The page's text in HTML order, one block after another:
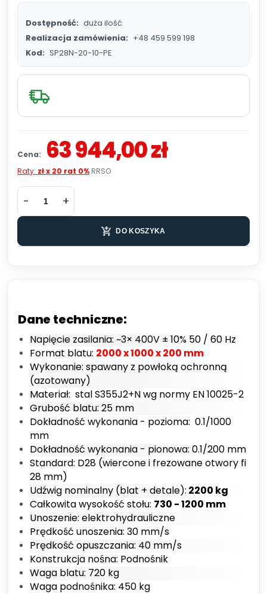
Dostępność: duża ilość
Realizacja zamówienia: +48 459 599 198
Kod: SP28N-20-10-PE
Cena: 63 944,00 zł
Raty: zł x 20 rat 0% RRSO
DO KOSZYKA
Dane techniczne:
Napięcie zasilania: ~3× 400V ± 10% 50 / 60 Hz
Format blatu: 2000 x 1000 x 200 mm
Wykonanie: spawany z powłoką ochronną
(azotowany)
Materiał: stal S355J2+N wg normy EN 10025-2
Grubość blatu: 25 mm
Dokładność wykonania - pozioma: 0.1/1000
mm
Dokładność wykonania - pionowa: 0.1/200 mm
Standard: D28 (wiercone i frezowane otwory fi
28 mm)
Udźwig nominalny (blat + detale): 2200 kg
Całkowita wysokość stołu: 730 - 1200 mm
Unoszenie: elektrohydrauliczne
Prędkość unoszenia: 30 mm/s
Prędkość opuszczania: 40 mm/s
Konstrukcja nośna: Podnośnik
Waga blatu: 720 kg
Waga podnośnika: 450 kg